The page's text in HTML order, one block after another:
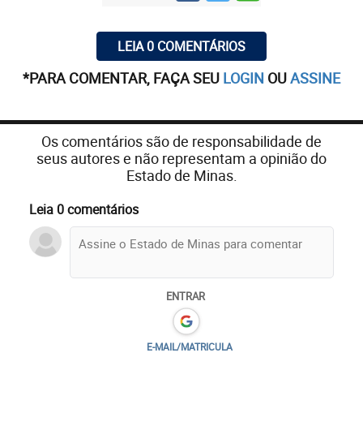
LEIA 0 COMENTÁRIOS
*PARA COMENTAR, FAÇA SEU LOGIN OUASSINE
Os comentários são de responsabilidade de
seus autores e não representam a opinião do
Estado de Minas.
Leia 0 comentários
ENTRAR
E-MAIL/MATRICULA